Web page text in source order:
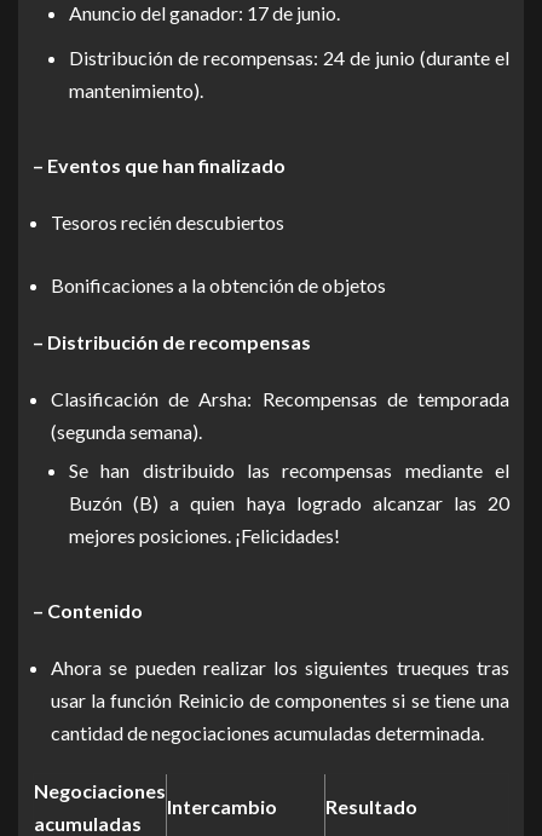
Anuncio del ganador: 17 de junio.
Distribución de recompensas: 24 de junio (durante el
mantenimiento).
– Eventos que han finalizado
Tesoros recién descubiertos
Bonificaciones a la obtención de objetos
– Distribución de recompensas
Clasificación de Arsha: Recompensas de temporada
(segunda semana).
Se han distribuido las recompensas mediante el
Buzón (B) a quien haya logrado alcanzar las 20
mejores posiciones. ¡Felicidades!
– Contenido
Ahora se pueden realizar los siguientes trueques tras
usar la función Reinicio de componentes si se tiene una
cantidad de negociaciones acumuladas determinada.
Negociaciones
acumuladas
Intercambio Resultado